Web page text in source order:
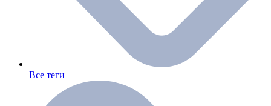
Все теги